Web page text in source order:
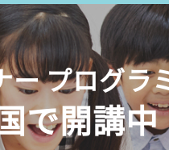
ー プログラ
で開講中